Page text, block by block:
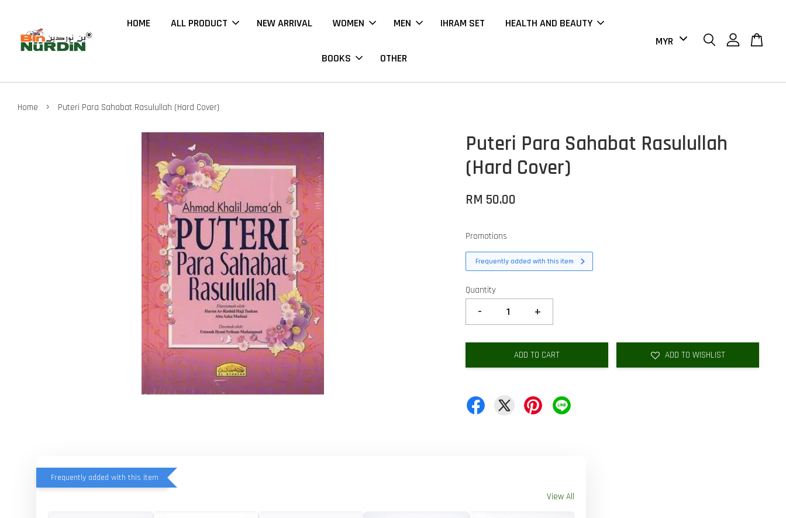
HOME ALL PRODUCT NEW ARRIVAL WOMEN MEN IHRAM SET HEALTH AND BEAUTY
BOOKS OTHER
Home › Puteri Para Sahabat Rasulullah (Hard Cover)
Puteri Para Sahabat Rasulullah
(Hard Cover)
RM 50.00
Promotions
Frequently added with this item
Quantity
- +
ADD TO CART ADD TO WISHLIST
Frequently added with this item
View All